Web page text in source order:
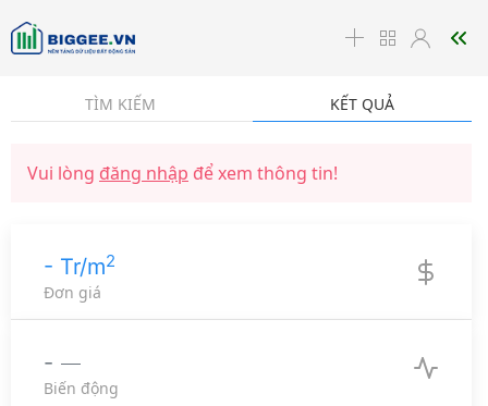
TÌM KIẾM KẾT QUẢ
Vui lòng đăng nhập để xem thông tin!
- Tr/m2
Đơn giá
-
Biến động
☰